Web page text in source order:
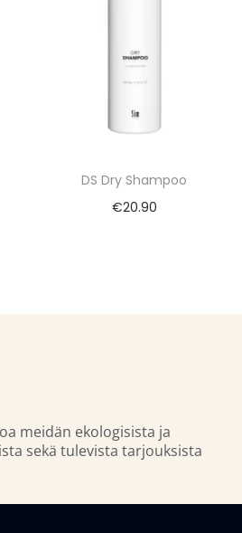
DS Dry Shampoo
€20.90
meidän ekologisista ja
sekä tulevista tarjouksista